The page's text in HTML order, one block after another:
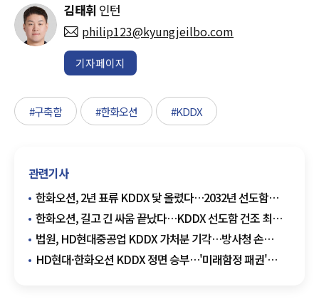
김태휘 인턴
philip123@kyungjeilbo.com
기자페이지
#구축함 #한화오션 #KDDX
관련기사
한화오션, 2년 표류 KDDX 닻 올렸다…2032년 선도함
전력화
한화오션, 길고 긴 싸움 끝났다…KDDX 선도함 건조 최종
확정
법원, HD현대중공업 KDDX 가처분 기각…방사청 손
들어줬다
HD현대·한화오션 KDDX 정면 승부…'미래함정 패권'